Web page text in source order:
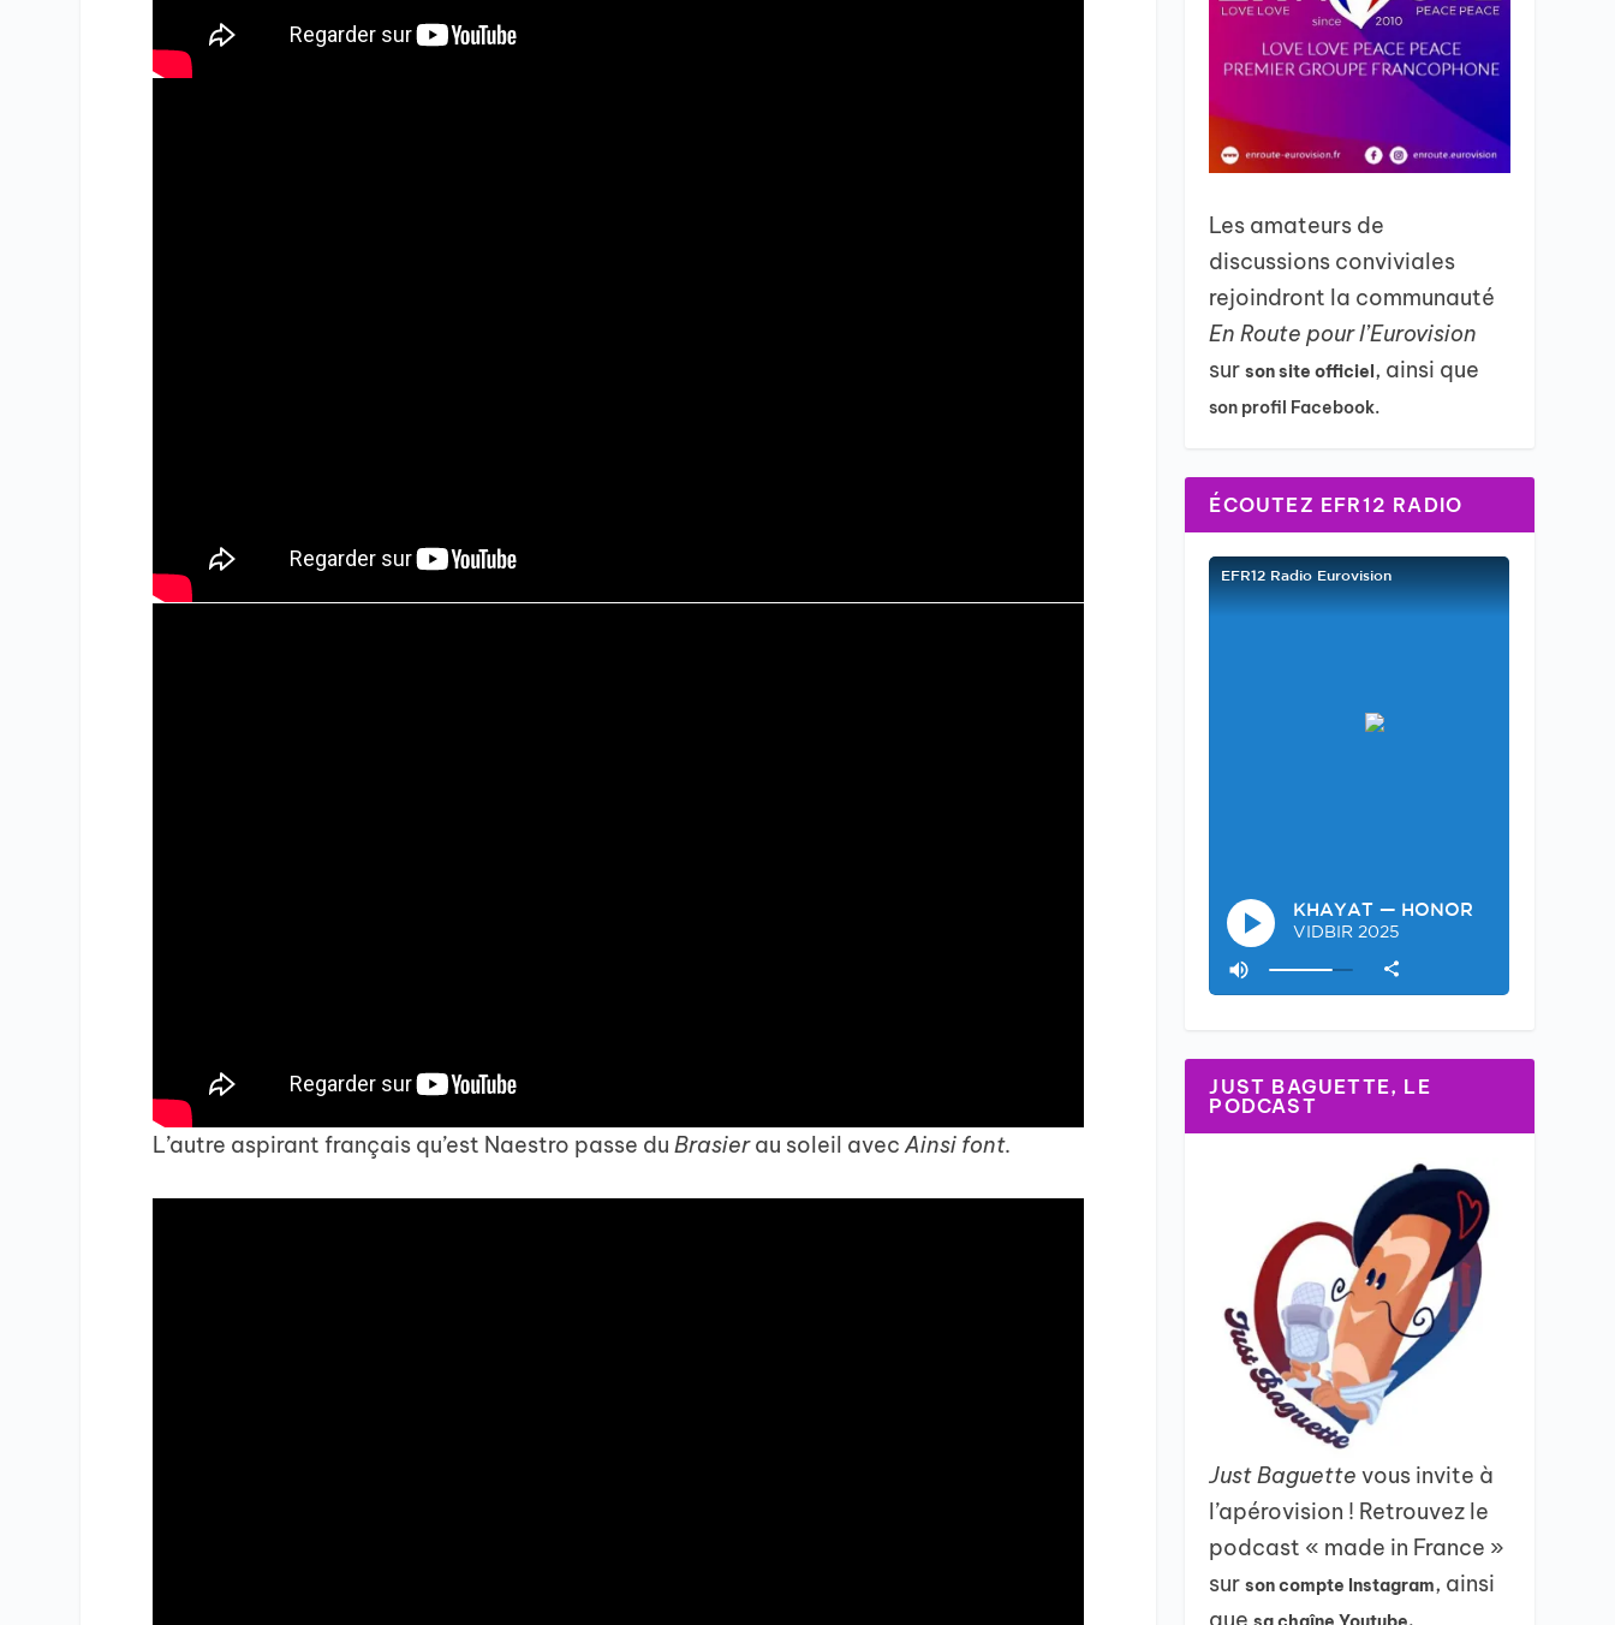
L’autre aspirant français qu’est Naestro passe duBrasierau soleil avecAinsi font.
Les amateurs de
discussions conviviales
rejoindront la communauté
En Route pour l’Eurovision
surson site officiel, ainsi que
son profil Facebook.
ÉCOUTEZ EFR12 RADIO
JUST BAGUETTE, LE
PODCAST
Just Baguettevous invite à
l’apérovision ! Retrouvez le
podcast « made in France »
surson compte Instagram, ainsi